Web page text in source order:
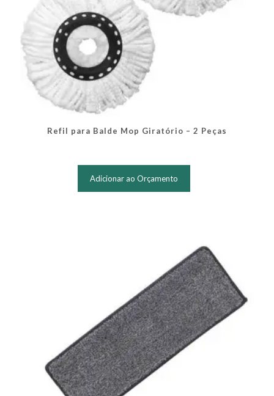
Refil para Balde Mop Giratório – 2 Peças
Adicionar ao Orçamento